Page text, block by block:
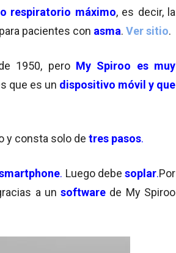
respiratorio máximo, es decir, la
pacientes con asma. Ver sitio.
1950, pero My Spiroo es muy
que es un dispositivo móvil y que
y consta solo de tres pasos.
. Luego debesoplar.Por
a un software de My Spiroo